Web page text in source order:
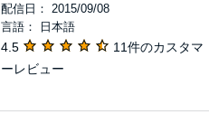
配信日： 2015/09/08
言語： 日本語
4.5
11件のカスタマ
ーレビュー